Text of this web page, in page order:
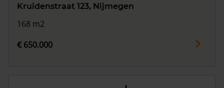
Kruidenstraat 123, Nijmegen
168 m2
€ 650.000